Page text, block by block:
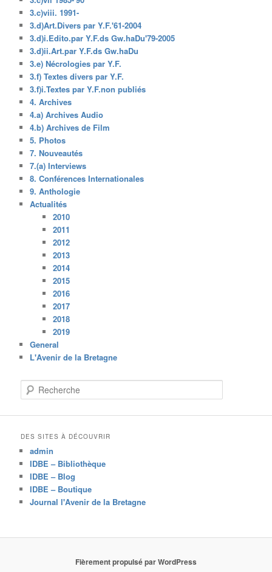
3.c)viii. 1991-
3.d)Art.Divers par Y.F.'61-2004
3.d)i.Edito.par Y.F.ds Gw.haDu'79-2005
3.d)ii.Art.par Y.F.ds Gw.haDu
3.e) Nécrologies par Y.F.
3.f) Textes divers par Y.F.
3.f)i.Textes par Y.F.non publiés
4. Archives
4.a) Archives Audio
4.b) Archives de Film
5. Photos
7. Nouveautés
7.(a) Interviews
8. Conférences Internationales
9. Anthologie
Actualités
2010
2011
2012
2013
2014
2015
2016
2017
2018
2019
General
L'Avenir de la Bretagne
e
e
c
h
e
DES SITES À DÉCOUVRIR
admin
IDBE – Bibliothèque
IDBE – Blog
IDBE – Boutique
Journal l'Avenir de la Bretagne
Fièrement propulsé par WordPress